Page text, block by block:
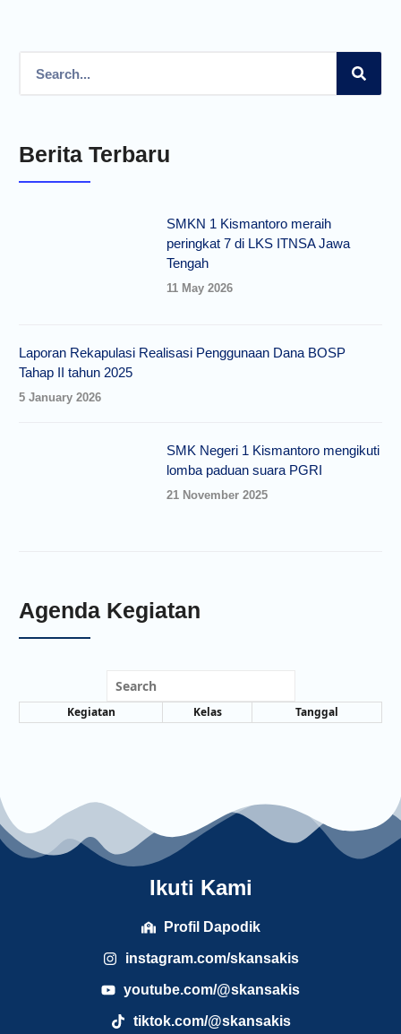
Berita Terbaru
SMKN 1 Kismantoro meraih
peringkat 7 di LKS ITNSA Jawa
Tengah
11 May 2026
Laporan Rekapulasi Realisasi Penggunaan Dana BOSP
Tahap II tahun 2025
5 January 2026
SMK Negeri 1 Kismantoro mengikuti
lomba paduan suara PGRI
21 November 2025
Agenda Kegiatan
Search
Kegiatan Kelas Tanggal
Ikuti Kami
Profil Dapodik
instagram.com/skansakis
youtube.com/@skansakis
tiktok.com/@skansakis